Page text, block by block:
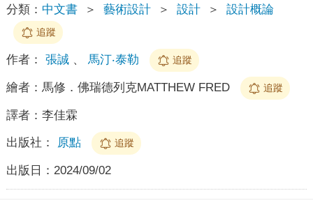
分類： 中文書 ＞ 藝術設計 ＞ 設計 ＞ 設計概論
追蹤
作者： 張誠、 馬汀‧泰勒 追蹤
繪者： 馬修．佛瑞德列克MATTHEW FRED 追蹤
譯者： 李佳霖
出版社： 原點 追蹤
出版日： 2024/09/02